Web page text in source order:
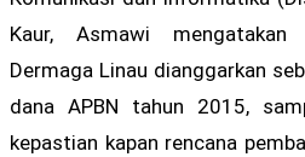
Kaur, Asmawi mengatakan
Dermaga Linau dianggarkan
dana APBN tahun 2015,
kepastian kapan rencana